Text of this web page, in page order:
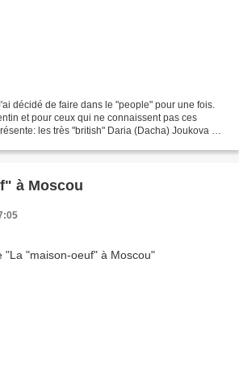
décidé de faire dans le "people" pour une fois.
et pour ceux qui ne connaissent pas ces
les très "british" Daria (Dacha) Joukova et
à Moscou